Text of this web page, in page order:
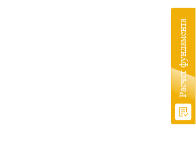
Расчет фундамента